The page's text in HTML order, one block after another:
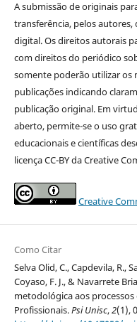
A submissão de originais
transferência, pelos
digital. Os direitos autorais
com direitos do periódico
somente poderão utilizar os
publicações indicando
publicação original. Em
aberto, permite-se o uso
educacionais e científicas
licença CC-BY da Creative
Creative
Como Citar
Selva Olid, C., Capdevila, R.,
Coyaso, F. J., & Navarrete
metodológica aos
Profissionais.Psi Unisc,2(1),